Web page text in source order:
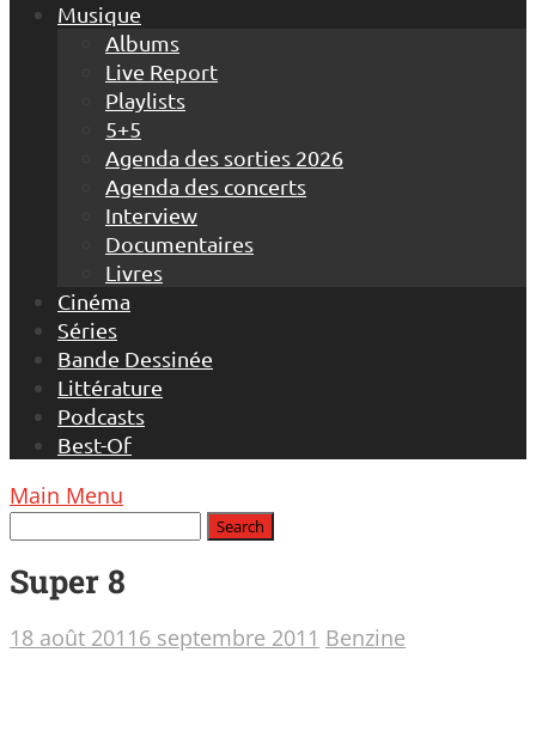
Musique
Albums
Live Report
Playlists
5+5
Agenda des sorties 2026
Agenda des concerts
Interview
Documentaires
Livres
Cinéma
Séries
Bande Dessinée
Littérature
Podcasts
Best-Of
Main Menu
Super 8
18 août 20116 septembre 2011 Benzine